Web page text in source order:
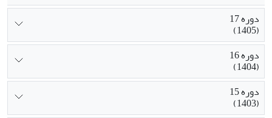
دوره 17
(1405)
دوره 16
(1404)
دوره 15
(1403)